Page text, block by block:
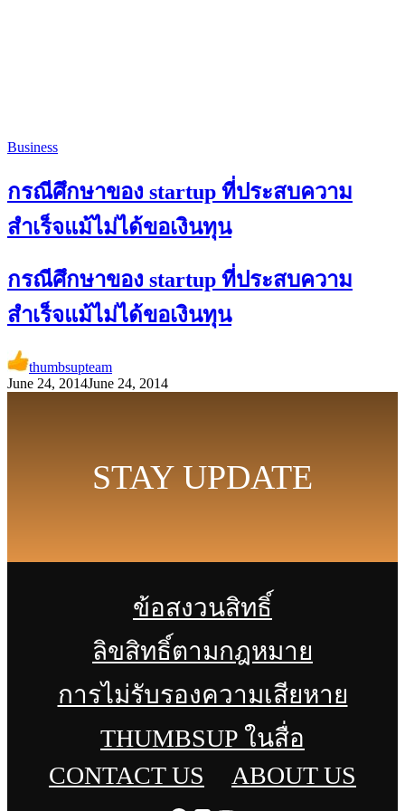
Business
กรณีศึกษาของ startup ที่ประสบความ
สำเร็จแม้ไม่ได้ขอเงินทุน
กรณีศึกษาของ startup ที่ประสบความ
สำเร็จแม้ไม่ได้ขอเงินทุน
thumbsupteam
June 24, 2014June 24, 2014
STAY UPDATE
ข้อสงวนสิทธิ์
ลิขสิทธิ์ตามกฎหมาย
การไม่รับรองความเสียหาย
THUMBSUP ในสื่อ
CONTACT US
ABOUT US